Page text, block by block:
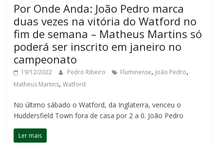
Por Onde Anda: João Pedro marca
duas vezes na vitória do Watford no
fim de semana – Matheus Martins só
poderá ser inscrito em janeiro no
campeonato
19/12/2022 Pedro Ribeiro Fluminense, João Pedro,
Matheus Martins,Watford
No último sábado o Watford, da Inglaterra, venceu o
Huddersfield Town fora de casa por 2 a 0. João Pedro
Ler mais